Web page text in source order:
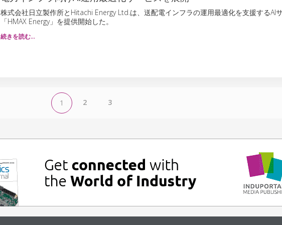
株式会社日立製作所とHitachi Energy Ltd.は、送配電インフラの運用最適化を支援するAI
「HMAX Energy」を提供開始した。
続きを読む…
1 2 3